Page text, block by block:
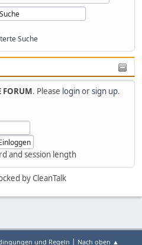
Suche
FORUM. Please loginorsign up.
and session length
by CleanTalk
und Regeln | Nach oben ▲